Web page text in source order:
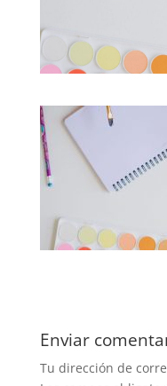
Enviar
Tu dirección de